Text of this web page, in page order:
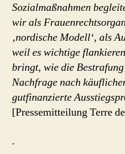
Sozialmaßnahmen
wir als
‚nordische Modell‘, als
weil es wichtige
bringt, wie die
Nachfrage nach
gutfinanzierte
[Pressemitteilung Terre
.